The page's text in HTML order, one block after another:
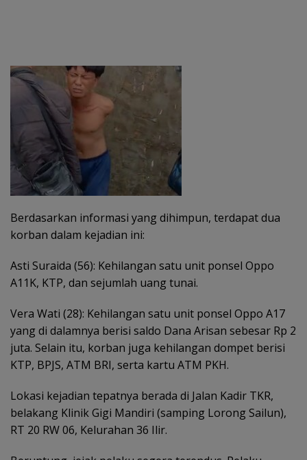
Berdasarkan informasi yang dihimpun, terdapat dua
korban dalam kejadian ini:
Asti Suraida (56): Kehilangan satu unit ponsel Oppo
A11K, KTP, dan sejumlah uang tunai.
Vera Wati (28): Kehilangan satu unit ponsel Oppo A17
yang di dalamnya berisi saldo Dana Arisan sebesar Rp 2
juta. Selain itu, korban juga kehilangan dompet berisi
KTP, BPJS, ATM BRI, serta kartu ATM PKH.
Lokasi kejadian tepatnya berada di Jalan Kadir TKR,
belakang Klinik Gigi Mandiri (samping Lorong Sailun),
RT 20 RW 06, Kelurahan 36 Ilir.